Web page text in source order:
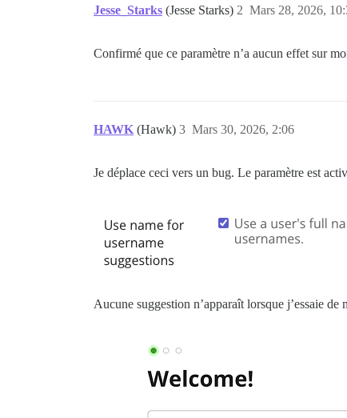
Jesse_Starks (Jesse Starks) Mars 28, 2026,
2
Confirmé que ce paramètre n’a aucun effet sur
HAWK (Hawk) Mars 30, 2026, 2:06
3
Je déplace ceci vers un bug. Le paramètre est
Aucune suggestion n’apparaît lorsque j’essaie de